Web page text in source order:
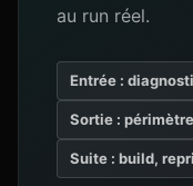
au run réel.
Entrée :
Sortie :
Suite : build,